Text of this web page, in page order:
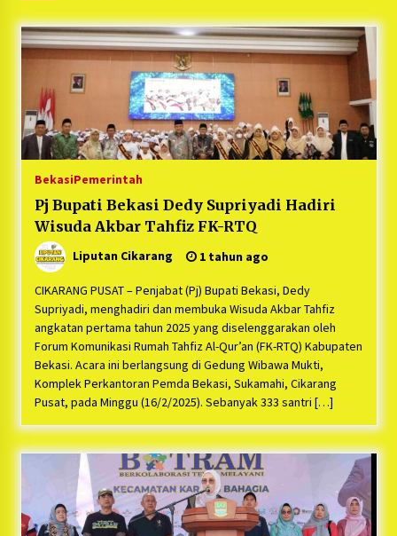
5 bulan ago
PNM Hadir dalam Setiap Langkah Dikha, Penari
Aura Farming yang Viral Ternyata Anak
Nasabah PNM Mekaar
1 tahun ago
Duh Kacau Banget, Karena Kecewa Tak Dapat
Fasilitas yang Sesuai, Para Peserta Retret
Sebelum Waktunya
1 tahun ago
Kartini Penggerak Lingkungan dari Sampah
1 tahun ago
PNM Berangkatkan Ratusan Peserta : Mudik
1 tahun ago
Ketua Umum Jurpala KOSMI Indonesia Gilang
Bayu Nugraha, S.H, Ucapkan Terimakasih Atas
Logistik Ke Posko Jurpala Kosmi
1 tahun ago
Ucapan Terimakasih Ketua Umum Jurpala
Indonesia dan KOSMI Indonesia Atas Respon
Cepat Polres Metro Bekasi dan Polsek Cikarang
Timur yang Tangkap Oknum Ormas Terkait
Pengusiran Pendirian Posko
1 tahun ago
BekasiPemerintah
Pj Bupati Bekasi Dedy Supriyadi Hadiri
Wisuda Akbar Tahfiz FK-RTQ
Liputan Cikarang 1 tahun ago
CIKARANG PUSAT – Penjabat (Pj) Bupati Bekasi, Dedy
Supriyadi, menghadiri dan membuka Wisuda Akbar Tahfiz
angkatan pertama tahun 2025 yang diselenggarakan oleh
Forum Komunikasi Rumah Tahfiz Al-Qur’an (FK-RTQ) Kabupaten
Bekasi. Acara ini berlangsung di Gedung Wibawa Mukti,
Komplek Perkantoran Pemda Bekasi, Sukamahi, Cikarang
Pusat, pada Minggu (16/2/2025). Sebanyak 333 santri […]